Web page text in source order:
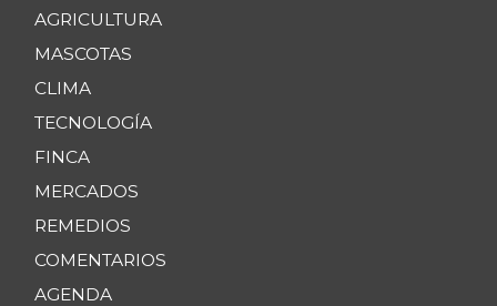
AGRICULTURA
MASCOTAS
CLIMA
TECNOLOGÍA
FINCA
MERCADOS
REMEDIOS
COMENTARIOS
AGENDA